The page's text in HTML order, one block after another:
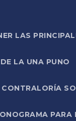
LAS
LA UNA PUNO